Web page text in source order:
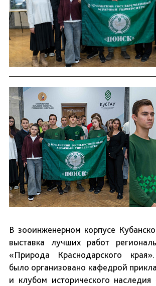
В зооинженерном корпусе
выставка лучших работ
«Природа Краснодарского
было организовано кафедрой
и клубом исторического